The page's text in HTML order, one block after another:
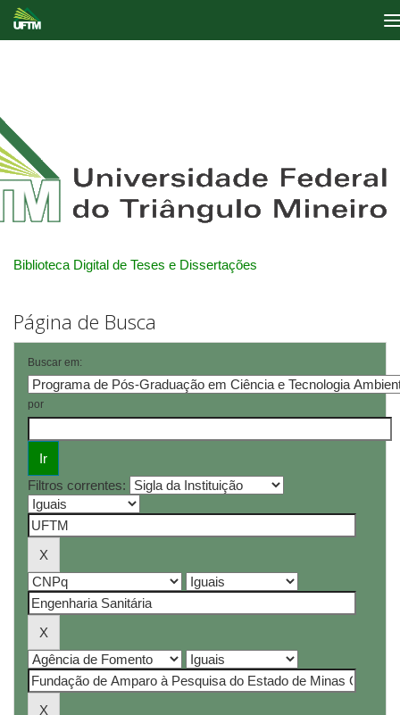
Biblioteca Digital de Teses e Dissertações
Página de Busca
Buscar em:
por
Filtros correntes: